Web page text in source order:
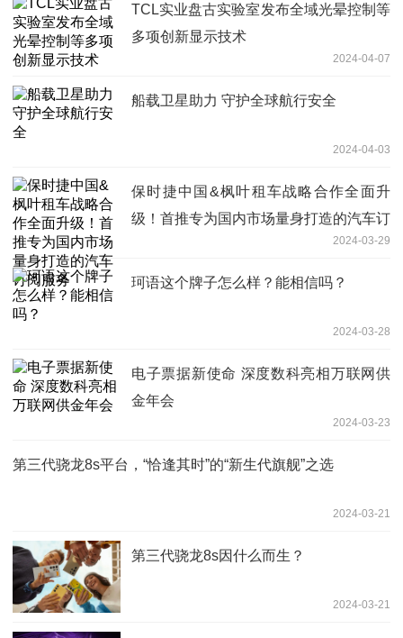
TCL实业盘古实验室发布全域光晕控制等
多项创新显示技术
2024-04-07
船载卫星助力 守护全球航行安全
2024-04-03
保时捷中国&枫叶租车战略合作全面升
级！首推专为国内市场量身打造的汽车订
2024-03-29
珂语这个牌子怎么样？能相信吗？
2024-03-28
电子票据新使命 深度数科亮相万联网供
金年会
2024-03-23
第三代骁龙8s平台，“恰逢其时”的“新生代旗舰”之选
2024-03-21
第三代骁龙8s因什么而生？
2024-03-21